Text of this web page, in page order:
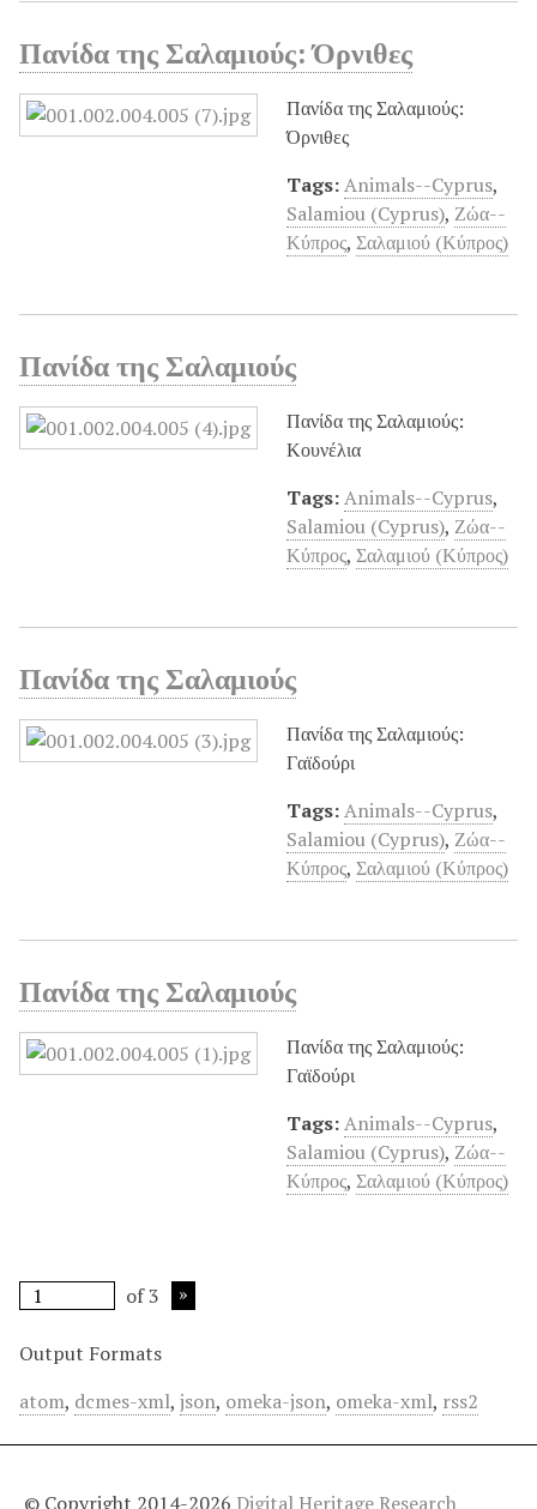
Πανίδα της Σαλαμιούς: Όρνιθες
Πανίδα της Σαλαμιούς:
Όρνιθες
Tags:Animals--Cyprus,
Salamiou (Cyprus), Ζώα--
Κύπρος, Σαλαμιού (Κύπρος)
Πανίδα της Σαλαμιούς
Πανίδα της Σαλαμιούς:
Κουνέλια
Tags:Animals--Cyprus,
Salamiou (Cyprus), Ζώα--
Κύπρος, Σαλαμιού (Κύπρος)
Πανίδα της Σαλαμιούς
Πανίδα της Σαλαμιούς:
Γαϊδούρι
Tags:Animals--Cyprus,
Salamiou (Cyprus), Ζώα--
Κύπρος, Σαλαμιού (Κύπρος)
Πανίδα της Σαλαμιούς
Πανίδα της Σαλαμιούς:
Γαϊδούρι
Tags:Animals--Cyprus,
Salamiou (Cyprus), Ζώα--
Κύπρος, Σαλαμιού (Κύπρος)
of 3
Output Formats
atom, dcmes-xml, json, omeka-json, omeka-xml, rss2
© Copyright 2014-2026 Digital Heritage Research